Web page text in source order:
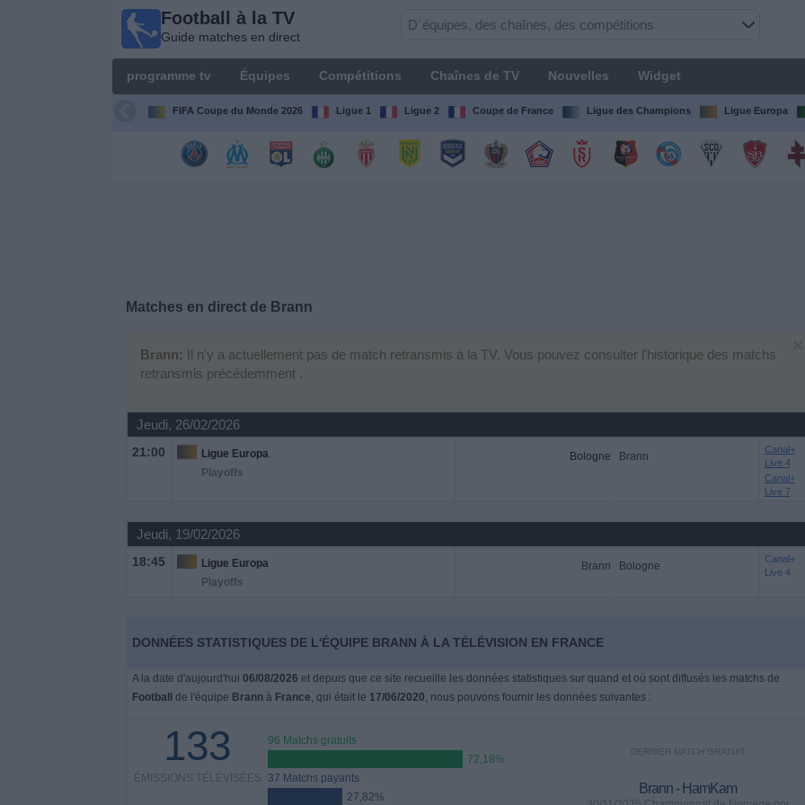
Football à la TV
Guide matches en direct
programme tv Équipes Compétitions Chaînes de TV Nouvelles Widget
FIFA Coupe du Monde 2026 Ligue 1 Ligue 2 Coupe de France Ligue des Champions Ligue Europa
Matches en direct de Brann
Brann: Il n'y a actuellement pas de match retransmis à la TV. Vous pouvez consulter l'historique des matchs
retransmis précédemment .
Jeudi, 26/02/2026
21:00
Ligue Europa
Playoffs
Bologne Brann
Canal+
Live 4
Canal+
Live 7
Jeudi, 19/02/2026
18:45
Ligue Europa
Playoffs
Brann Bologne
Canal+
Live 4
DONNÉES STATISTIQUES DE L'ÉQUIPE BRANN À LA TÉLÉVISION EN FRANCE
A la date d'aujourd'hui 06/08/2026 et depuis que ce site recueille les données statistiques sur quand et où sont diffusés les matchs de
Football
de l'équipe Brannà France, qui était le 17/06/2020, nous pouvons fournir les données suivantes :
133
ÉMISSIONS TÉLÉVISÉES
96 Matchs gratuits
72,18%
37 Matchs payants
27,82%
DERNIER MATCH GRATUIT
Brann - HamKam